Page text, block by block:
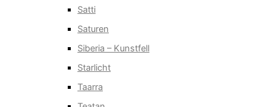
Satti
Saturen
Siberia – Kunstfell
Starlicht
Taarra